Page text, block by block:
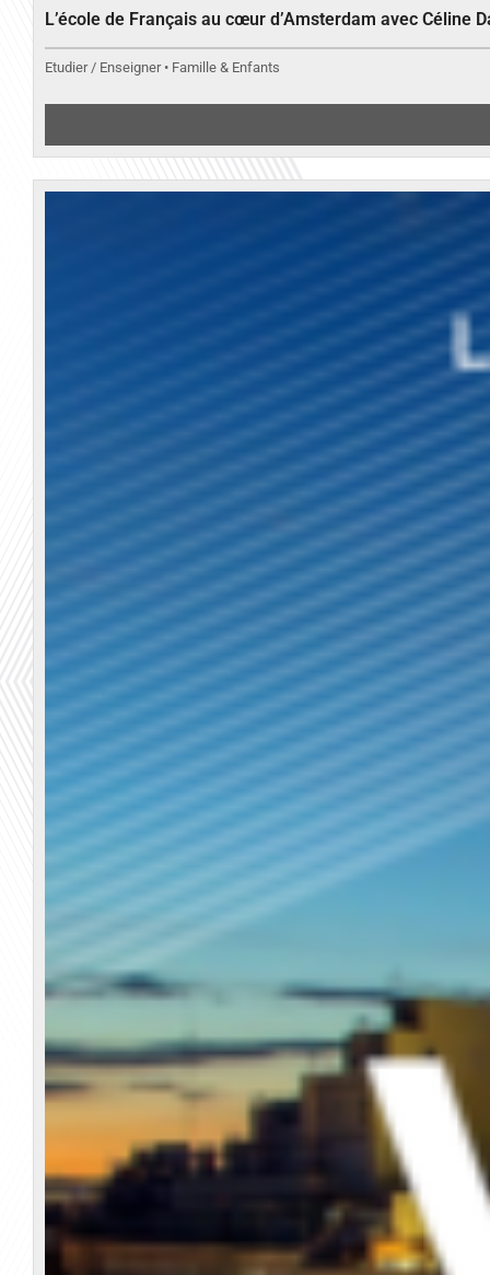
L’école de Français au cœur d’Amsterdam avec Céline
Etudier / Enseigner • Famille & Enfants